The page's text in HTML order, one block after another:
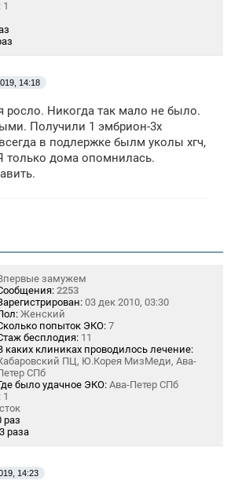
1
14:18
росло. Никогда так мало не было.
Получили 1 эмбрион-3х
в подлержке былм уколы хгч,
только дома опомнилась.
замужем
2253
03 дек 2010, 03:30
Женский
попыток ЭКО: 7
бесплодия: 11
каких клиниках проводилось лечение:
ПЦ, Ю.Корея МизМеди, Ава-
СПб
было удачное ЭКО: Ава-Петер СПб
1
раз
раза
14:23